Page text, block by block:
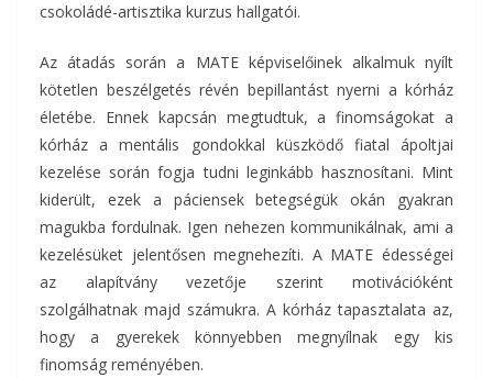
csokoládé-artisztika kurzus hallgatói.
Az átadás során a MATE képviselőinek alkalmuk nyílt
kötetlen beszélgetés révén bepillantást nyerni a kórház
életébe. Ennek kapcsán megtudtuk, a finomságokat a
kórház a mentális gondokkal küszködő fiatal ápoltjai
kezelése során fogja tudni leginkább hasznosítani. Mint
kiderült, ezek a páciensek betegségük okán gyakran
magukba fordulnak. Igen nehezen kommunikálnak, ami a
kezelésüket jelentősen megnehezíti. A MATE édességei
az alapítvány vezetője szerint motivációként
szolgálhatnak majd számukra. A kórház tapasztalata az,
hogy a gyerekek könnyebben megnyílnak egy kis
finomság reményében.